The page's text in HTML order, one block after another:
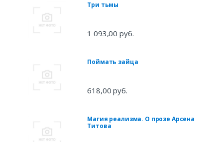
Три тьмы
1 093,00 руб.
Поймать зайца
618,00 руб.
Магия реализма. О прозе Арсена
Титова